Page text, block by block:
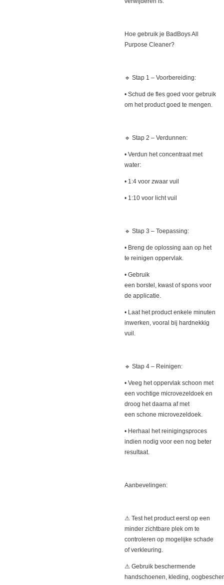
Hoe gebruik je BadBoys All
Purpose Cleaner?
🔹 Stap 1 – Voorbereiding:
• Schud de fles goed voor gebruik
om het product goed te mengen.
🔹 Stap 2 – Verdunnen:
• Verdun het concentraat met
water:
• 1:4 voor zwaar vuil
• 1:10 voor licht vuil
🔹 Stap 3 – Toepassing:
• Breng de oplossing aan op het
te reinigen oppervlak.
• Gebruik
een borstel, kwast of spons voor
de applicatie.
• Laat het product enkele minuten
inwerken, vooral bij hardnekkig
vuil.
🔹 Stap 4 – Reinigen:
• Veeg het oppervlak schoon met
een vochtige microvezeldoek en
droog het daarna af met
een schone microvezeldoek.
• Herhaal het reinigingsproces
indien nodig voor een nog beter
resultaat.
Aanbevelingen:
⚠ Test het product eerst op een
minder zichtbare plek om te
controleren op mogelijke schade
of verkleuring.
⚠ Gebruik beschermende
handschoenen, kleding,